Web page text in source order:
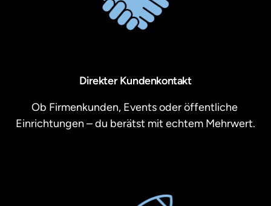
Direkter Kundenkontakt
Ob Firmenkunden, Events oder öffentliche
Einrichtungen – du berätst mit echtem Mehrwert.